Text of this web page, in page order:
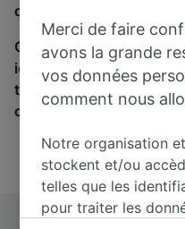
de trajets et les prix des
Qu’importe votre
ici. Nous collaborons
train et de bus.
cette page.
Merci de faire
avons la grande
vos données
comment nous
Notre organisation
stockent et/ou
telles que les
pour traiter les